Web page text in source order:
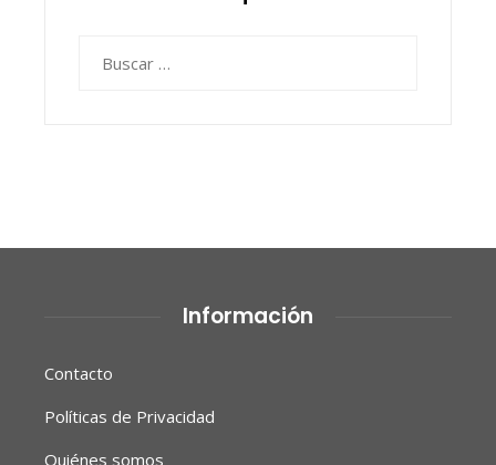
Información
Contacto
Políticas de Privacidad
Quiénes somos